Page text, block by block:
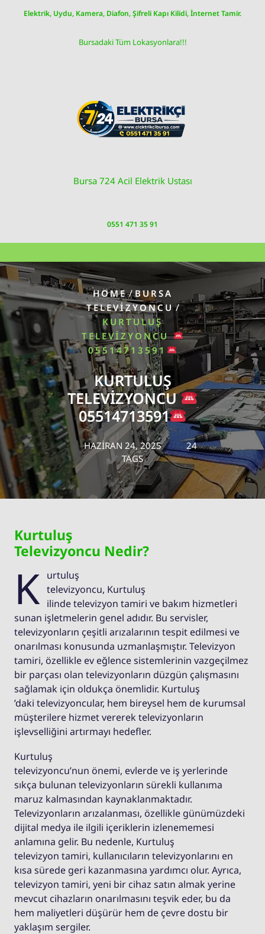
Elektrik, Uydu, Kamera, Diafon, Şifreli Kapı Kilidi, İnternet Tamir.
Bursadaki Tüm Lokasyonlara!!!
Bursa 724 Acil Elektrik Ustası
0551 471 35 91
HOME/BURSA
TELEVIZYONCU/
KURTULUŞ
TELEVIZYONCU
05514713591
KURTULUŞ
TELEVIZYONCU
05514713591
HAZIRAN 24, 2025
24
TAGS
Kurtuluş
Televizyoncu Nedir?
K urtuluş
televizyoncu, Kurtuluş
ilinde televizyon tamiri ve bakım hizmetleri
sunan işletmelerin genel adıdır. Bu servisler,
televizyonların çeşitli arızalarının tespit edilmesi ve
onarılması konusunda uzmanlaşmıştır. Televizyon
tamiri, özellikle ev eğlence sistemlerinin vazgeçilmez
bir parçası olan televizyonların düzgün çalışmasını
sağlamak için oldukça önemlidir. Kurtuluş
’daki televizyoncular, hem bireysel hem de kurumsal
müşterilere hizmet vererek televizyonların
işlevselliğini artırmayı hedefler.
Kurtuluş
televizyoncu’nun önemi, evlerde ve iş yerlerinde
sıkça bulunan televizyonların sürekli kullanıma
maruz kalmasından kaynaklanmaktadır.
Televizyonların arızalanması, özellikle günümüzdeki
dijital medya ile ilgili içeriklerin izlenememesi
anlamına gelir. Bu nedenle, Kurtuluş
televizyon tamiri, kullanıcıların televizyonlarını en
kısa sürede geri kazanmasına yardımcı olur. Ayrıca,
televizyon tamiri, yeni bir cihaz satın almak yerine
mevcut cihazların onarılmasını teşvik eder, bu da
hem maliyetleri düşürür hem de çevre dostu bir
yaklaşım sergiler.